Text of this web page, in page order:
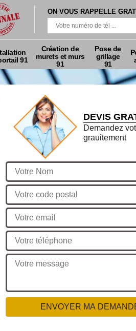
ON VOUS RAPPELLE
91
Création de
murets et murs
91
Pose de
grillage
91
DEVIS
Demandez
grauitement